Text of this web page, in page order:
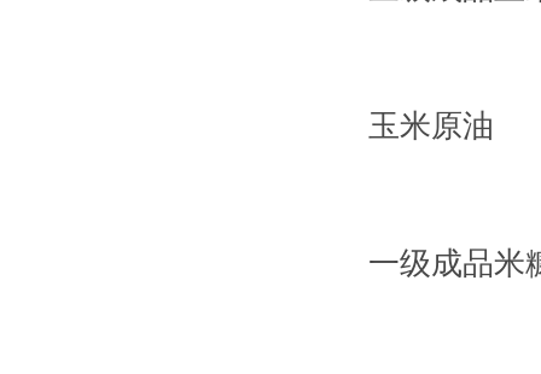
玉米原油
一级成品米